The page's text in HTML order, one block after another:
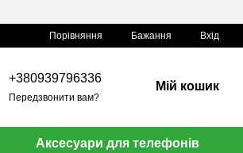
Порівняння Бажання Вхід
+380939796336
Передзвонити вам?
Мій кошик
Аксесуари для телефонів